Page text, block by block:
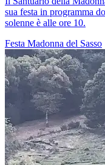
sua festa in programma
solenne è alle ore 10.
Festa Madonna del Sasso